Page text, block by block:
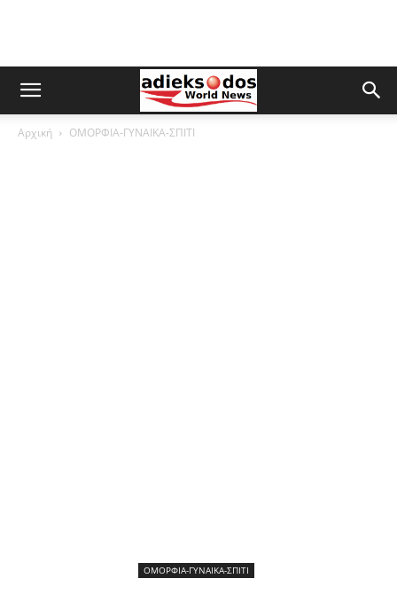
Αρχική ΟΜΟΡΦΙΑ-ΓΥΝΑΙΚΑ-ΣΠΙΤΙ
ΟΜΟΡΦΙΑ-ΓΥΝΑΙΚΑ-ΣΠΙΤΙ